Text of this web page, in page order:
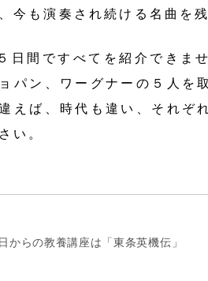
今も演奏され続ける名曲を
日間ですべてを紹介できま
パン、ワーグナーの５人を
えば、時代も違い、それぞ
い。
からの教養講座は「東条英機伝」